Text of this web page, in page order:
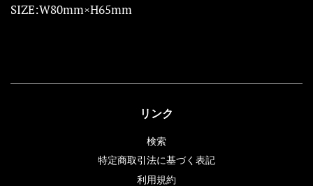
SIZE:W80mm×H65mm
リンク
検索
特定商取引法に基づく表記
利用規約